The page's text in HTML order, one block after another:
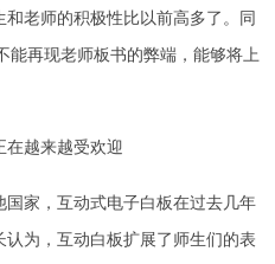
老师的积极性比以前高多了。同
能再现老师板书的弊端，能够将上
在越来越受欢迎
家，互动式电子白板在过去几年
为，互动白板扩展了师生们的表